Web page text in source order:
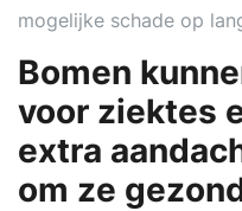
mogelijke schade op
Bomen
voor ziektes
extra
om ze